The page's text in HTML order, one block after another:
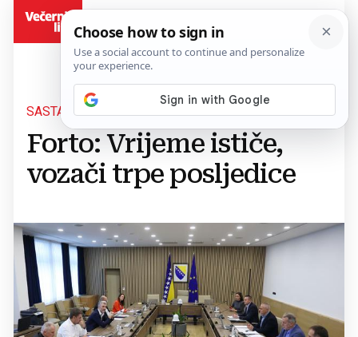
SASTANAK RADNE SKUPINE
Forto: Vrijeme ističe,
vozači trpe posljedice